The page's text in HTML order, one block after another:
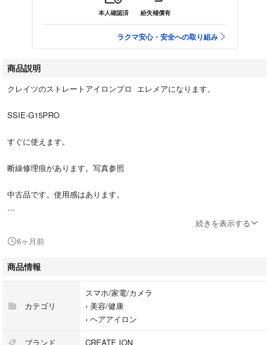
本人確認済 紛失補償有
ラクマ安心・安全への取り組み
商品説明
クレイツのストレートアイロンプロ エレメアになります。
SSIE-G15PRO
すぐに使えます。
断線修理痕があります。写真参照
中古品です。使用感はあります。
問題なく使えます。
付属品は、ストレートアイロン本体のみです。
発送は、宅急便コンパクトです。プチプチで包んで発送いたします。
清掃済み。アルコールシートで拭きあげてあります。
続きを表示する
6ヶ月前
商品情報
カテゴリ
スマホ/家電/カメラ
› 美容/健康
› ヘアアイロン
ブランド CREATE ION